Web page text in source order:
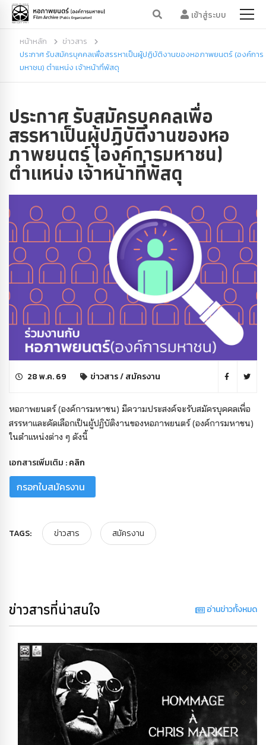
เข้าสู่ระบบ
หน้าหลัก
ข่าวสาร
ประกาศ รับสมัครบุคคลเพื่อสรรหาเป็นผู้ปฏิบัติงานของหอภาพยนตร์ (องค์การ
มหาชน) ตำแหน่ง เจ้าหน้าที่พัสดุ
ประกาศ รับสมัครบุคคลเพื่อ
สรรหาเป็นผู้ปฏิบัติงานของหอ
ภาพยนตร์ (องค์การมหาชน)
ตำแหน่ง เจ้าหน้าที่พัสดุ
28 พ.ค. 69 ข่าวสาร/สมัครงาน
หอภาพยนตร์ (องค์การมหาชน) มีความประสงค์จะรับสมัครบุคคลเพื่อ
สรรหาและคัดเลือกเป็นผู้ปฏิบัติงานของหอภาพยนตร์ (องค์การมหาชน)
ในตำแหน่งต่าง ๆ ดังนี้
เอกสารเพิ่มเติม :คลิก
กรอกใบสมัครงาน
TAGS: ข่าวสาร สมัครงาน
ข่าวสารที่น่าสนใจ อ่านข่าวทั้งหมด